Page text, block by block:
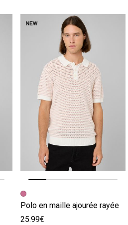
Image précédente
Image suivante
Polo en maille ajourée rayée
25.99€